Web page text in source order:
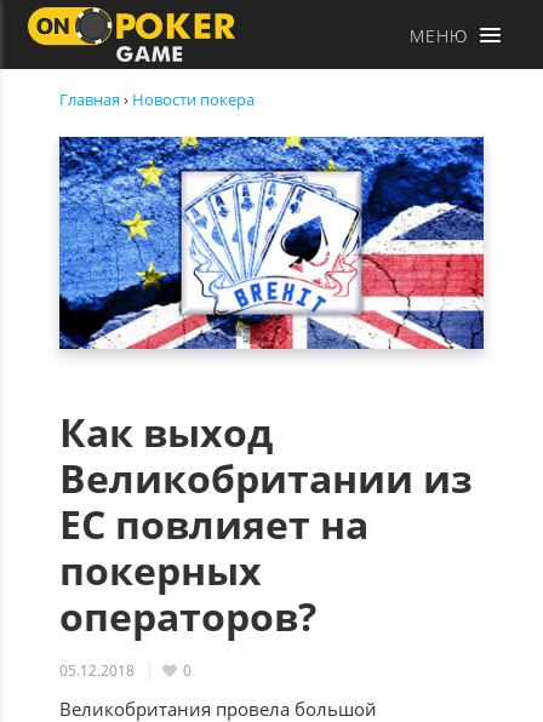
МЕНЮ
Главная› Новости покера
Как выход
Великобритании из
ЕС повлияет на
покерных
операторов?
05.12.2018 0
Великобритания провела большой